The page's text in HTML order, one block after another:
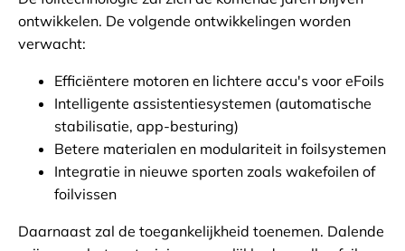
ontwikkelen. De volgende ontwikkelingen worden
verwacht:
Efficiëntere motoren en lichtere accu's voor eFoils
Intelligente assistentiesystemen (automatische
stabilisatie, app-besturing)
Betere materialen en modulariteit in foilsystemen
Integratie in nieuwe sporten zoals wakefoilen of
foilvissen
Daarnaast zal de toegankelijkheid toenemen. Dalende